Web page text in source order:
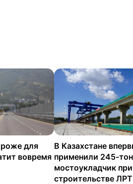
для
вовремя
В Казахстане
применили 245-
мостоукладчик при
строительстве ЛРТ